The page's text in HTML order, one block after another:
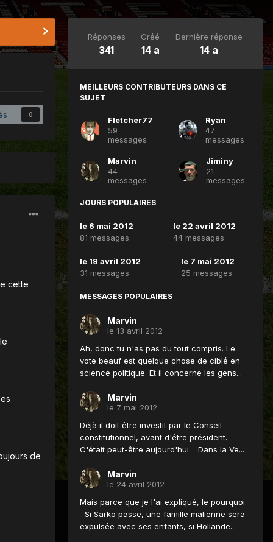
0
cette
de
Réponses
341
Créé
14 a
Dernière réponse
14 a
MEILLEURS CONTRIBUTEURS DANS CE
SUJET
Fletcher77
59
messages
Ryan
47
messages
Marvin
44
messages
Jiminy
21
messages
JOURS POPULAIRES
le 6 mai 2012
81 messages
le 22 avril 2012
44 messages
le 19 avril 2012
31 messages
le 7 mai 2012
25 messages
MESSAGES POPULAIRES
Marvin
le 13 avril 2012
Ah, donc tu n'as pas du tout compris. Le
vote beauf est quelque chose de ciblé en
science politique. Et il concerne les gens...
Marvin
le 7 mai 2012
Déjà il doit être investit par le Conseil
constitutionnel, avant d'être président.
C'était peut-être aujourd'hui. Dans la Ve...
Marvin
le 24 avril 2012
Mais parce que je l'ai expliqué, le pourquoi.
Si Sarko passe, une famille malienne sera
expulsée avec ses enfants, si Hollande...